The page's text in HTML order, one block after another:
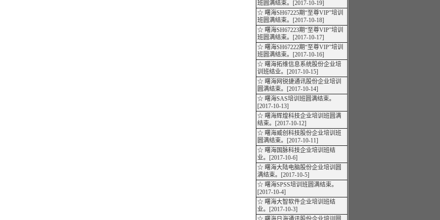
班圆满结束。[2017-10-19]
☆ 曙海SH67225期“至尊VIP”培训
班圆满结束。[2017-10-18]
☆ 曙海SH67223期“至尊VIP”培训
班圆满结束。[2017-10-17]
☆ 曙海SH67222期“至尊VIP”培训
班圆满结束。[2017-10-16]
☆ 曙海拓维信息系统股份企业培
训班结业。[2017-10-15]
☆ 曙海网锐捷通讯股份企业培训
圆满结束。[2017-10-14]
☆ 曙海SAS培训班圆满结束。
[2017-10-13]
☆ 曙海辉煌科技企业培训班圆满
结束。[2017-10-12]
☆ 曙海威创科技股份企业培训班
圆满结束。[2017-10-11]
☆ 曙海国脉科技企业培训班结
业。[2017-10-6]
☆ 曙海大陆电脑股份企业培训圆
满结束。[2017-10-5]
☆ 曙海SPSS培训班圆满结束。
[2017-10-4]
☆ 曙海大智软件企业培训班结
业。[2017-10-3]